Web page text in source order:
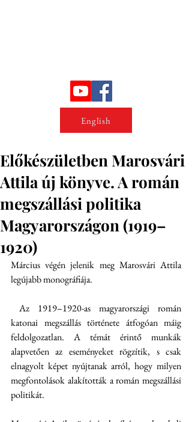
English
Előkészületben Marosvári
Attila új könyve. A román
megszállási politika
Magyarországon (1919–
1920)
Március végén jelenik meg Marosvári Attila
legújabb monográfiája.
katonai megszállás története átfogóan máig
feldolgozatlan. A témát érintő munkák
alapvetően az eseményeket rögzítik, s csak
elnagyolt képet nyújtanak arról, hogy milyen
megfontolások alakították a román megszállási
politikát.